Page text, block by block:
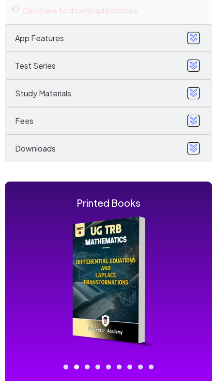
App Features
Test Series
Study Materials
Fees
Downloads
Click here to download brochure
Printed Books